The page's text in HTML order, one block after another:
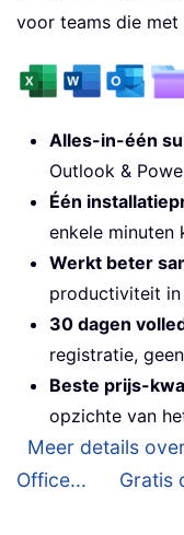
voor teams die
Alles-in-één
Outlook &
Één
enkele minuten
Werkt beter
productiviteit
30 dagen
registratie,
Beste prijs-
opzichte van
Meer details
Office...
Gratis